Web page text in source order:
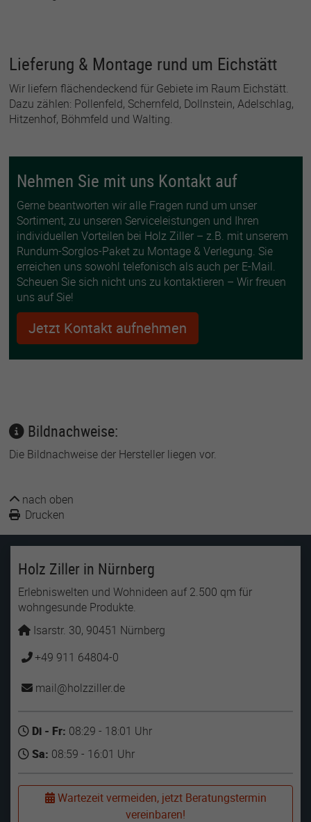
Lieferung & Montage rund um Eichstätt
Wir liefern flächendeckend für Gebiete im Raum Eichstätt.
Dazu zählen: Pollenfeld, Schernfeld, Dollnstein, Adelschlag,
Hitzenhof, Böhmfeld und Walting.
Nehmen Sie mit uns Kontakt auf
Gerne beantworten wir alle Fragen rund um unser
Sortiment, zu unseren Serviceleistungen und Ihren
individuellen Vorteilen bei Holz Ziller – z.B. mit unserem
Rundum-Sorglos-Paket zu Montage & Verlegung. Sie
erreichen uns sowohl telefonisch als auch per E-Mail.
Scheuen Sie sich nicht uns zu kontaktieren – Wir freuen
uns auf Sie!
Jetzt Kontakt aufnehmen
Bildnachweise:
Die Bildnachweise der Hersteller liegen vor.
nach oben
Drucken
Holz Ziller in Nürnberg
Erlebniswelten und Wohnideen auf 2.500 qm für
wohngesunde Produkte.
Isarstr. 30, 90451 Nürnberg
+49 911 64804-0
mail holzziller de
Di - Fr: 08:29 - 18:01 Uhr
Sa: 08:59 - 16:01 Uhr
Wartezeit vermeiden, jetzt Beratungstermin
vereinbaren!